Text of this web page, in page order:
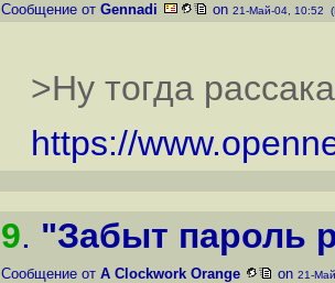
Сообщение от Gennadi on 21-Май-04, 10:52
>Ну тогда
https://
9. "Забыт пароль
Сообщение от A Clockwork Orange on 21-